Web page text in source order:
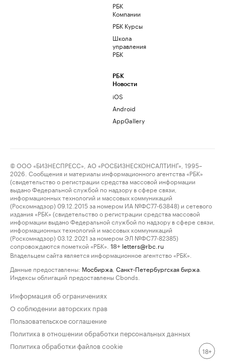
РБК
Компании
РБК Курсы
Школа
управления
РБК
РБК
Новости
iOS
Android
AppGallery
© ООО «БИЗНЕСПРЕСС», АО «РОСБИЗНЕСКОНСАЛТИНГ», 1995–
2026. Сообщения и материалы информационного агентства «РБК»
(свидетельство о регистрации средства массовой информации
выдано Федеральной службой по надзору в сфере связи,
информационных технологий и массовых коммуникаций
(Роскомнадзор) 09.12.2015 за номером ИА №ФС77-63848) и сетевого
издания «РБК» (свидетельство о регистрации средства массовой
информации выдано Федеральной службой по надзору в сфере связи,
информационных технологий и массовых коммуникаций
(Роскомнадзор) 03.12.2021 за номером ЭЛ №ФС77-82385)
сопровождаются пометкой «РБК».
18+ letters@rbc.ru
Владельцем сайта является информационное агентство «РБК».
Данные предоставлены: Мосбиржа Санкт-Петербургская биржа
Индексы облигаций предоставлены Cbonds.
Информация об ограничениях
О соблюдении авторских прав
Пользовательское соглашение
Политика в отношении обработки персональных данных
Политика обработки файлов cookie
18+